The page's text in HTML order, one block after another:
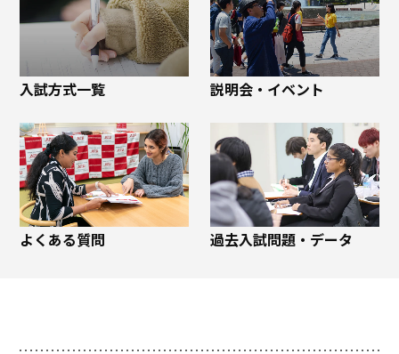
入試方式一覧 説明会・イベント
よくある質問 過去入試問題・データ